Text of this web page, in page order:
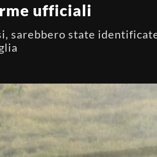
ufficiali
sarebbero state